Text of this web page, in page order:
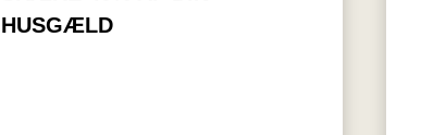
HUSGÆLD